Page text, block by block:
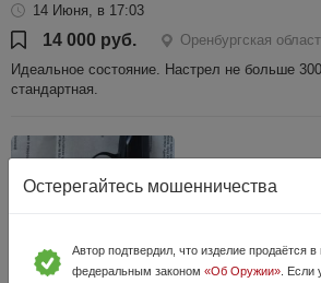
14 Июня, в 17:03
14 000 руб.
Оренбургская
Идеальное состояние. Настрел не больше
стандартная.
Остерегайтесь мошенничества
Автор подтвердил, что изделие продаётся
федеральным законом «Об Оружии». Если